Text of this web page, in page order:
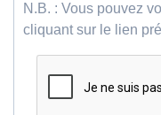
N.B. : Vous pouvez
cliquant sur le lien